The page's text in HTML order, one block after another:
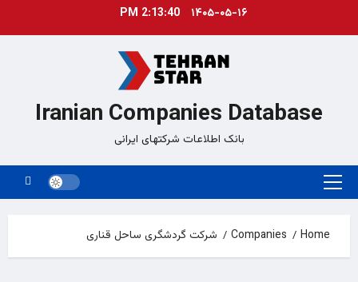
۱۴۰۵-۰۵-۱۶ 2:13:40 PM
Iranian Companies Database
بانک اطلاعات شرکتهای ایرانی
Primary
Home
Companies شرکت گردشگری ساحل قناری